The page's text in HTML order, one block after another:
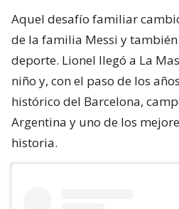
Aquel desafío familiar
de la familia Messi y
deporte. Lionel llegó a La
niño y, con el paso de los
histórico del Barcelona,
Argentina y uno de los
historia.